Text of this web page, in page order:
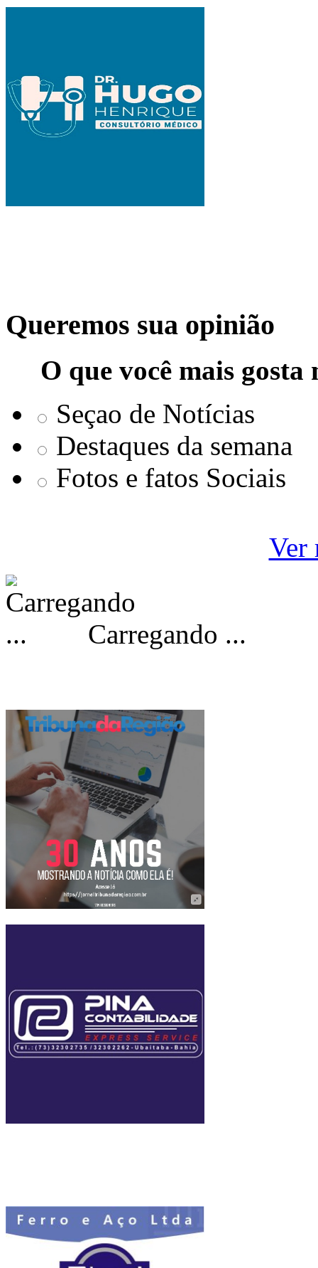
Queremos sua opinião
O que você mais
Seçao de Notícias
Destaques da semana
Fotos e fatos Sociais
Ver
Carregando ...